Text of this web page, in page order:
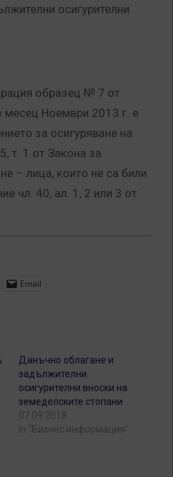
осигурителни
образец № 7 от
месец Ноември 2013 г. е
за осигуряване на
т. 1 от Закона за
– лица, които не са били
чл. 40, ал. 1, 2 или 3 от
Email
Данъчно облагане и
задължителни
осигурителни вноски на
земеделските стопани
07.09.2018
In "Бизнес информация"